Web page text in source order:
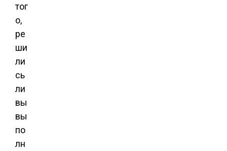
тог
о,
ре
ши
ли
сь
ли
вы
вы
по
лн